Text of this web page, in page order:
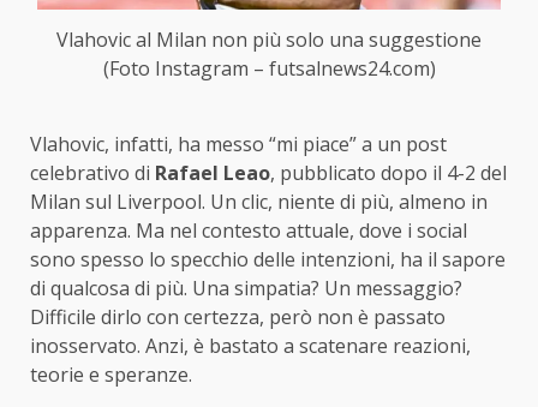
Vlahovic al Milan non più solo una suggestione
(Foto Instagram – futsalnews24.com)
Vlahovic, infatti, ha messo “mi piace” a un post
celebrativo di Rafael Leao, pubblicato dopo il 4-2 del
Milan sul Liverpool. Un clic, niente di più, almeno in
apparenza. Ma nel contesto attuale, dove i social
sono spesso lo specchio delle intenzioni, ha il sapore
di qualcosa di più. Una simpatia? Un messaggio?
Difficile dirlo con certezza, però non è passato
inosservato. Anzi, è bastato a scatenare reazioni,
teorie e speranze.